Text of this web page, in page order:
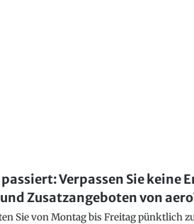
Verpassen Sie
Zusatzangeboten von
Sie von Montag bis Freitag pünktlich